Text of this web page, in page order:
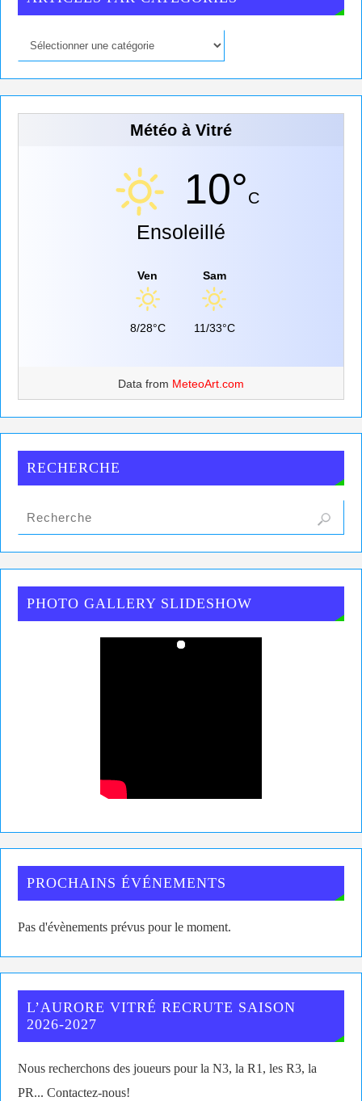
Météo à Vitré
10°C
Ensoleillé
Ven
8/28°C
Sam
11/33°C
Data from MeteoArt.com
RECHERCHE
PHOTO GALLERY SLIDESHOW
PROCHAINS ÉVÉNEMENTS
Pas d'évènements prévus pour le moment.
L’AURORE VITRÉ RECRUTE SAISON
2026-2027
Nous recherchons des joueurs pour la N3, la R1, les R3, la
PR... Contactez-nous!